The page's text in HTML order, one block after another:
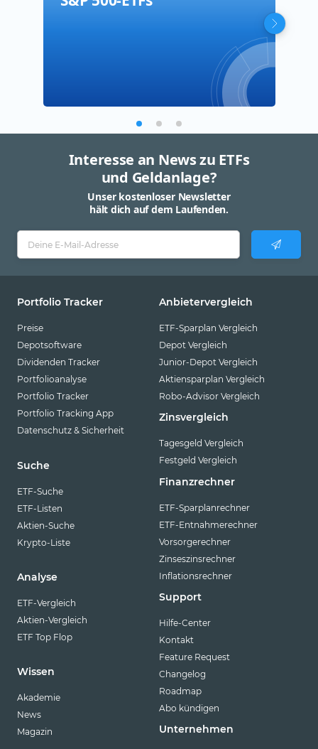
Interesse an News zu ETFs
und Geldanlage?
Unser kostenloser Newsletter
hält dich auf dem Laufenden.
Portfolio Tracker
Preise
Depotsoftware
Dividenden Tracker
Portfolioanalyse
Portfolio Tracker
Portfolio Tracking App
Datenschutz & Sicherheit
Suche
ETF-Suche
ETF-Listen
Aktien-Suche
Krypto-Liste
Analyse
ETF-Vergleich
Aktien-Vergleich
ETF Top Flop
Wissen
Akademie
News
Magazin
Anbietervergleich
ETF-Sparplan Vergleich
Depot Vergleich
Junior-Depot Vergleich
Aktiensparplan Vergleich
Robo-Advisor Vergleich
Zinsvergleich
Tagesgeld Vergleich
Festgeld Vergleich
Finanzrechner
ETF-Sparplanrechner
ETF-Entnahmerechner
Vorsorgerechner
Zinseszinsrechner
Inflationsrechner
Support
Hilfe-Center
Kontakt
Feature Request
Changelog
Roadmap
Abo kündigen
Unternehmen